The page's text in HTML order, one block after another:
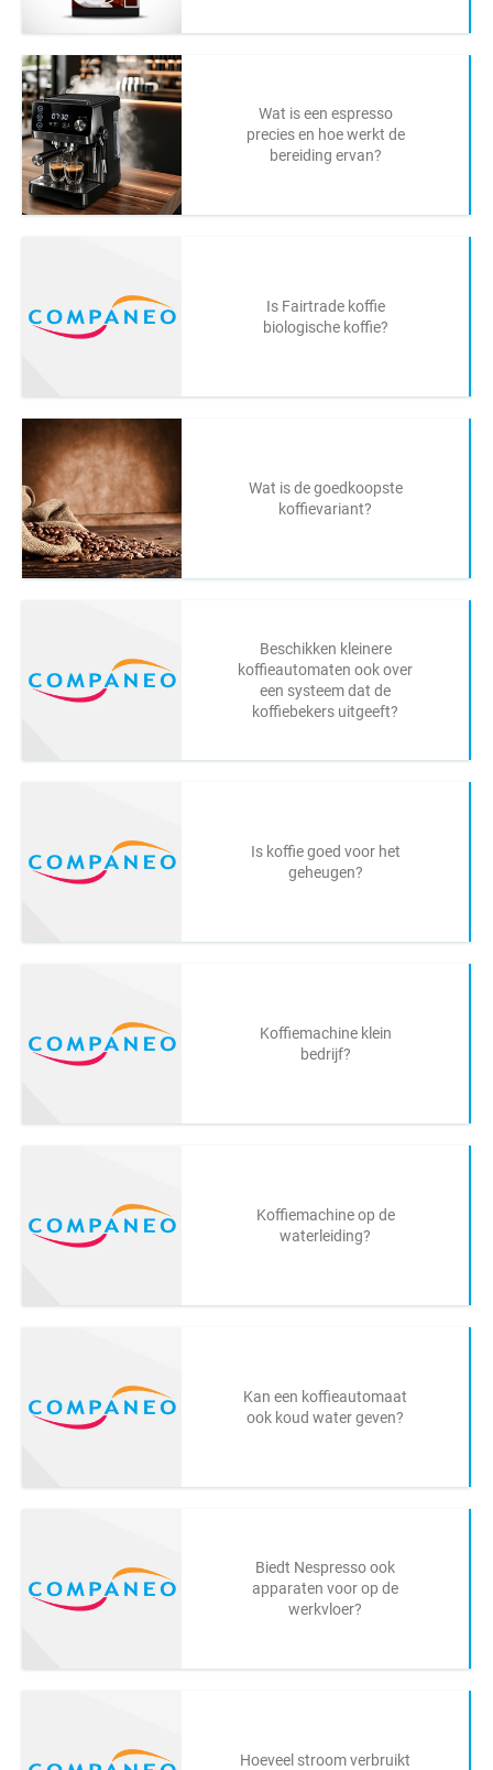
Wat is een espresso
precies en hoe werkt de
bereiding ervan?
Is Fairtrade koffie
biologische koffie?
Wat is de goedkoopste
koffievariant?
Beschikken kleinere
koffieautomaten ook over
een systeem dat de
koffiebekers uitgeeft?
Is koffie goed voor het
geheugen?
Koffiemachine klein
bedrijf?
Koffiemachine op de
waterleiding?
Kan een koffieautomaat
ook koud water geven?
Biedt Nespresso ook
apparaten voor op de
werkvloer?
Hoeveel stroom verbruikt